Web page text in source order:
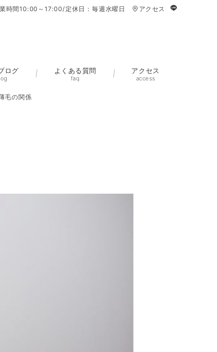
時間10:00～17:00/定休日：毎週水曜日 アクセス
ログ よくある質問
faq
アクセス
access
毛の関係